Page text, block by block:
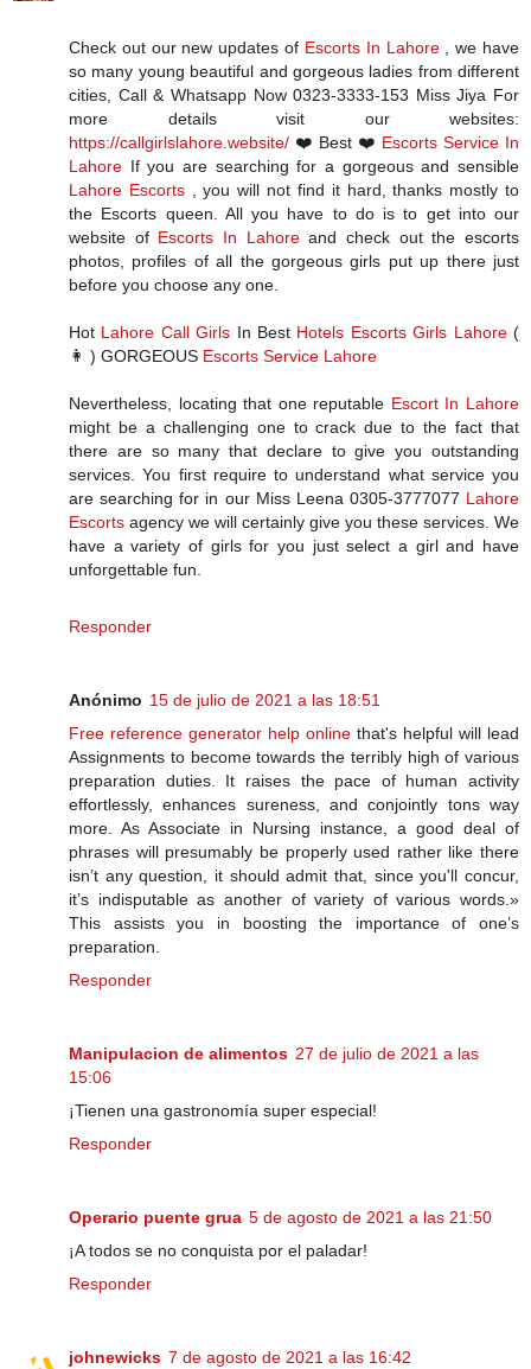
Check out our new updates of Escorts In Lahore , we have
so many young beautiful and gorgeous ladies from different
cities, Call & Whatsapp Now 0323-3333-153 Miss Jiya For
more details visit our websites:
https://callgirlslahore.website/ ❤️ Best ❤️ Escorts Service In
Lahore If you are searching for a gorgeous and sensible
Lahore Escorts , you will not find it hard, thanks mostly to
the Escorts queen. All you have to do is to get into our
website of Escorts In Lahoreand check out the escorts
photos, profiles of all the gorgeous girls put up there just
before you choose any one.
Hot Lahore Call Girls In Best Hotels Escorts Girls Lahore(
👩 ) GORGEOUS Escorts Service Lahore
Nevertheless, locating that one reputable Escort In Lahore
might be a challenging one to crack due to the fact that
there are so many that declare to give you outstanding
services. You first require to understand what service you
are searching for in our Miss Leena 0305-3777077 Lahore
Escorts agency we will certainly give you these services. We
have a variety of girls for you just select a girl and have
unforgettable fun.
Responder
Anónimo 15 de julio de 2021 a las 18:51
Free reference generator help online that's helpful will lead
Assignments to become towards the terribly high of various
preparation duties. It raises the pace of human activity
effortlessly, enhances sureness, and conjointly tons way
more. As Associate in Nursing instance, a good deal of
phrases will presumably be properly used rather like there
isn’t any question, it should admit that, since you'll concur,
it’s indisputable as another of variety of various words.»
This assists you in boosting the importance of one’s
preparation.
Responder
Manipulacion de alimentos 27 de julio de 2021 a las
15:06
¡Tienen una gastronomía super especial!
Responder
Operario puente grua 5 de agosto de 2021 a las 21:50
¡A todos se no conquista por el paladar!
Responder
johnewicks 7 de agosto de 2021 a las 16:42